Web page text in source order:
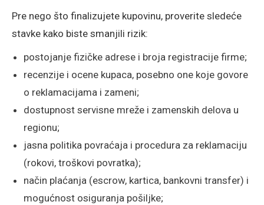
Pre nego što finalizujete kupovinu, proverite sledeće
stavke kako biste smanjili rizik:
postojanje fizičke adrese i broja registracije firme;
recenzije i ocene kupaca, posebno one koje govore
o reklamacijama i zameni;
dostupnost servisne mreže i zamenskih delova u
regionu;
jasna politika povraćaja i procedura za reklamaciju
(rokovi, troškovi povratka);
način plaćanja (escrow, kartica, bankovni transfer) i
mogućnost osiguranja pošiljke;